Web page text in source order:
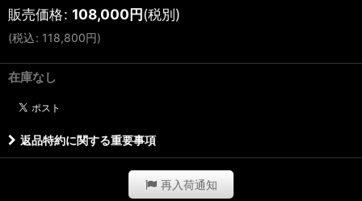
販売価格: 108,000円(税別)
(税込: 118,800円)
在庫なし
返品特約に関する重要事項
再入荷通知